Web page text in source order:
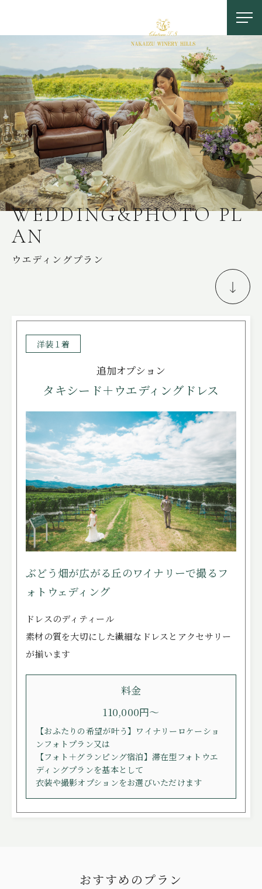
お問い合わせ
0558-83-5116
TOP
LOCATION
BRIDAL FAIR
ウエディングプラン
REPORTカップルレポート
SCHEDULE 挙式の流れ
PARTY 会場
CEREMONY挙式
DRESSドレス
ITEMSアイテム
STAFF BLOGスタッフブログ
WEDDING&PHOTO PL
AN
ウエディングプラン
洋装１着
追加オプション
タキシード＋ウエディングドレス
ぶどう畑が広がる丘のワイナリーで撮るフ
ォトウェディング
ドレスのディティール
素材の質を大切にした繊細なドレスとアクセサリー
が揃います
料金
110,000円～
【おふたりの希望が叶う】ワイナリーロケーショ
ンフォトプラン又は
【フォト＋グランピング宿泊】滞在型フォトウエ
ディングプランを基本として
衣装や撮影オプションをお選びいただけます
おすすめのプラン